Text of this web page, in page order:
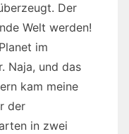
Der
Welt werden!
im
Naja, und das
kam meine
der
in zwei